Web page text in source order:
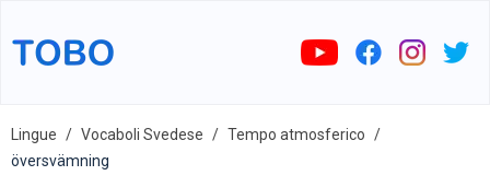
Lingue Vocaboli Svedese
Tempo atmosferico
översvämning